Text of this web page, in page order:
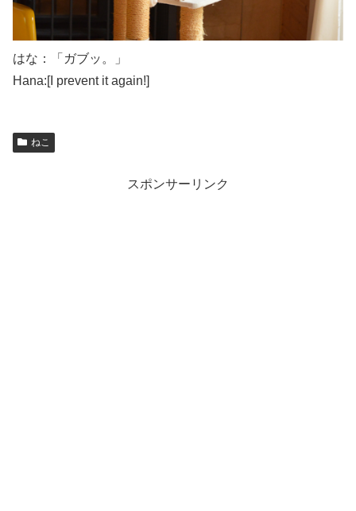
はな：「ガブッ。」
Hana:[I prevent it again!]
ねこ
スポンサーリンク